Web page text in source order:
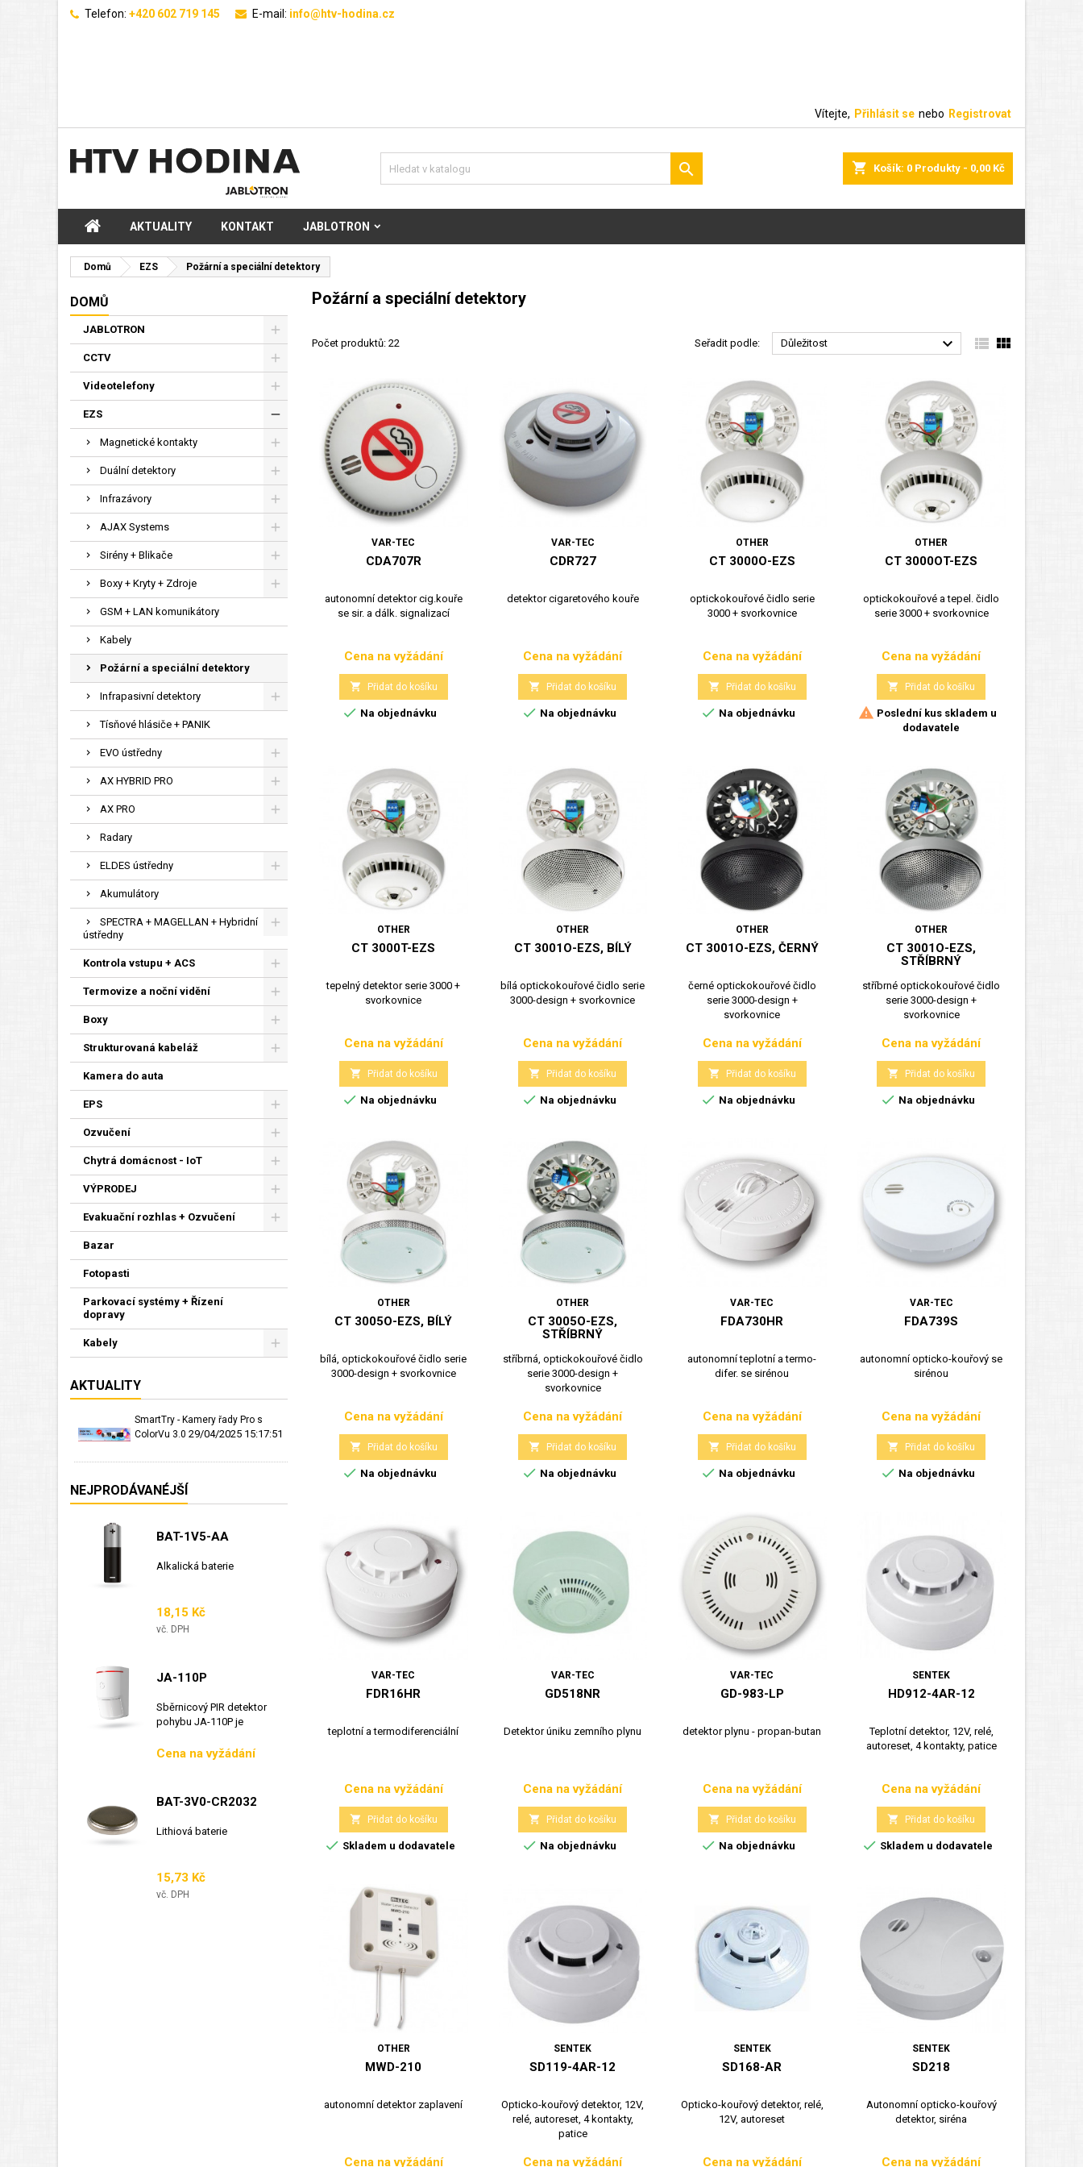
Telefon: +420 602 719 145 E-mail: info@htv-hodina.cz
Vítejte, Přihlásit se nebo Registrovat
shopping_cart Košík: 0 Produkty - 0,00 Kč

AKTUALITY KONTAKT JABLOTRON
Domů EZS Požární a speciální detektory
DOMŮ
JABLOTRON
CCTV
Videotelefony
EZS
Magnetické kontakty
Duální detektory
Infrazávory
AJAX Systems
Sirény + Blikače
Boxy + Kryty + Zdroje
GSM + LAN komunikátory
Kabely
Požární a speciální detektory
Infrapasivní detektory
Tísňové hlásiče + PANIK
EVO ústředny
AX HYBRID PRO
AX PRO
Radary
ELDES ústředny
Akumulátory
SPECTRA + MAGELLAN + Hybridní
ústředny
Kontrola vstupu + ACS
Termovize a noční vidění
Boxy
Strukturovaná kabeláž
Kamera do auta
EPS
Ozvučení
Chytrá domácnost - IoT
VÝPRODEJ
Evakuační rozhlas + Ozvučení
Bazar
Fotopasti
Parkovací systémy + Řízení
dopravy
Kabely
AKTUALITY
SmartTry - Kamery řady Pro s
ColorVu 3.0 29/04/2025 15:17:51
NEJPRODÁVANÉJŠÍ
BAT-1V5-AA
Alkalická baterie
Cena
18,15 Kč
vč. DPH
JA-110P
Sběrnicový PIR detektor
pohybu JA-110P je
Cena
Cena na vyžádání
BAT-3V0-CR2032
Lithiová baterie
Cena
15,73 Kč
vč. DPH
Požární a speciální detektory
Počet produktů: 22 Seřadit podle: Důležitost   
VAR-TEC
CDA707R
autonomní detektor cig.kouře
se sir. a dálk. signalizací
Cena
Cena na vyžádání
 Přidat do košíku
 Na objednávku
VAR-TEC
CDR727
detektor cigaretového kouře
Cena
Cena na vyžádání
 Přidat do košíku
 Na objednávku
OTHER
CT 3000O-EZS
optickokouřové čidlo serie
3000 + svorkovnice
Cena
Cena na vyžádání
 Přidat do košíku
 Na objednávku
OTHER
CT 3000OT-EZS
optickokouřové a tepel. čidlo
serie 3000 + svorkovnice
Cena
Cena na vyžádání
 Přidat do košíku
 Poslední kus skladem u
dodavatele
OTHER
CT 3000T-EZS
tepelný detektor serie 3000 +
svorkovnice
Cena
Cena na vyžádání
 Přidat do košíku
 Na objednávku
OTHER
CT 3001O-EZS, BÍLÝ
bílá optickokouřové čidlo serie
3000-design + svorkovnice
Cena
Cena na vyžádání
 Přidat do košíku
 Na objednávku
OTHER
CT 3001O-EZS, ČERNÝ
černé optickokouřové čidlo
serie 3000-design +
svorkovnice
Cena
Cena na vyžádání
 Přidat do košíku
 Na objednávku
OTHER
CT 3001O-EZS,
STŘÍBRNÝ
stříbrné optickokouřové čidlo
serie 3000-design +
svorkovnice
Cena
Cena na vyžádání
 Přidat do košíku
 Na objednávku
OTHER
CT 3005O-EZS, BÍLÝ
bílá, optickokouřové čidlo serie
3000-design + svorkovnice
Cena
Cena na vyžádání
 Přidat do košíku
 Na objednávku
OTHER
CT 3005O-EZS,
STŘÍBRNÝ
stříbrná, optickokouřové čidlo
serie 3000-design +
svorkovnice
Cena
Cena na vyžádání
 Přidat do košíku
 Na objednávku
VAR-TEC
FDA730HR
autonomní teplotní a termo-
difer. se sirénou
Cena
Cena na vyžádání
 Přidat do košíku
 Na objednávku
VAR-TEC
FDA739S
autonomní opticko-kouřový se
sirénou
Cena
Cena na vyžádání
 Přidat do košíku
 Na objednávku
VAR-TEC
FDR16HR
teplotní a termodiferenciální
Cena
Cena na vyžádání
 Přidat do košíku
 Skladem u dodavatele
VAR-TEC
GD518NR
Detektor úniku zemního plynu
Cena
Cena na vyžádání
 Přidat do košíku
 Na objednávku
VAR-TEC
GD-983-LP
detektor plynu - propan-butan
Cena
Cena na vyžádání
 Přidat do košíku
 Na objednávku
SENTEK
HD912-4AR-12
Teplotní detektor, 12V, relé,
autoreset, 4 kontakty, patice
Cena
Cena na vyžádání
 Přidat do košíku
 Skladem u dodavatele
OTHER
MWD-210
autonomní detektor zaplavení
Cena na vyžádání
SENTEK
SD119-4AR-12
Opticko-kouřový detektor, 12V,
relé, autoreset, 4 kontakty,
patice
Cena na vyžádání
SENTEK
SD168-AR
Opticko-kouřový detektor, relé,
12V, autoreset
Cena na vyžádání
SENTEK
SD218
Autonomní opticko-kouřový
detektor, siréna
Cena na vyžádání